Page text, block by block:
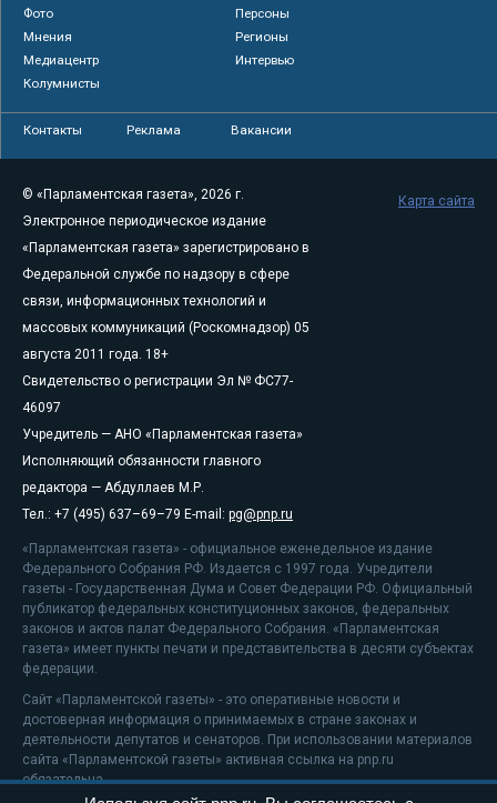
Фото
Персоны
Мнения
Регионы
Медиацентр
Интервью
Колумнисты
Контакты Реклама Вакансии
© «Парламентская газета», 2026 г.
Электронное периодическое издание
«Парламентская газета» зарегистрировано в
Федеральной службе по надзору в сфере
связи, информационных технологий и
массовых коммуникаций (Роскомнадзор) 05
августа 2011 года. 18+
Свидетельство о регистрации Эл № ФС77-
46097
Учредитель — АНО «Парламентская газета»
Исполняющий обязанности главного
редактора — Абдуллаев М.Р.
Тел.: +7 (495) 637–69–79 E-mail: pg@pnp.ru
«Парламентская газета» - официальное еженедельное издание
Федерального Собрания РФ. Издается с 1997 года. Учредители
газеты - Государственная Дума и Совет Федерации РФ. Официальный
публикатор федеральных конституционных законов, федеральных
законов и актов палат Федерального Собрания. «Парламентская
газета» имеет пункты печати и представительства в десяти субъектах
федерации.
Сайт «Парламентской газеты» - это оперативные новости и
достоверная информация о принимаемых в стране законах и
деятельности депутатов и сенаторов. При использовании материалов
сайта «Парламентской газеты» активная ссылка на pnp.ru
обязательна.
Карта сайта